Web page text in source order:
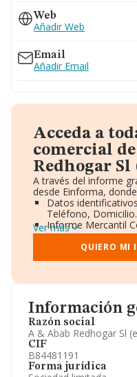
Información
Razón social
A & Abab Redhogar Sl
CIF
B84481191
Forma jurídica
913285854
Web
Añadir Web
Email
Añadir Email
Acceda a
comercial
Redhogar
A través del informe
desde Einforma,
Datos
Teléfono, Domicilio.
Informe Mercantil
Gráficos de
Consejo de
Directivos y
Información oficial
Ver más
QUIERO MI